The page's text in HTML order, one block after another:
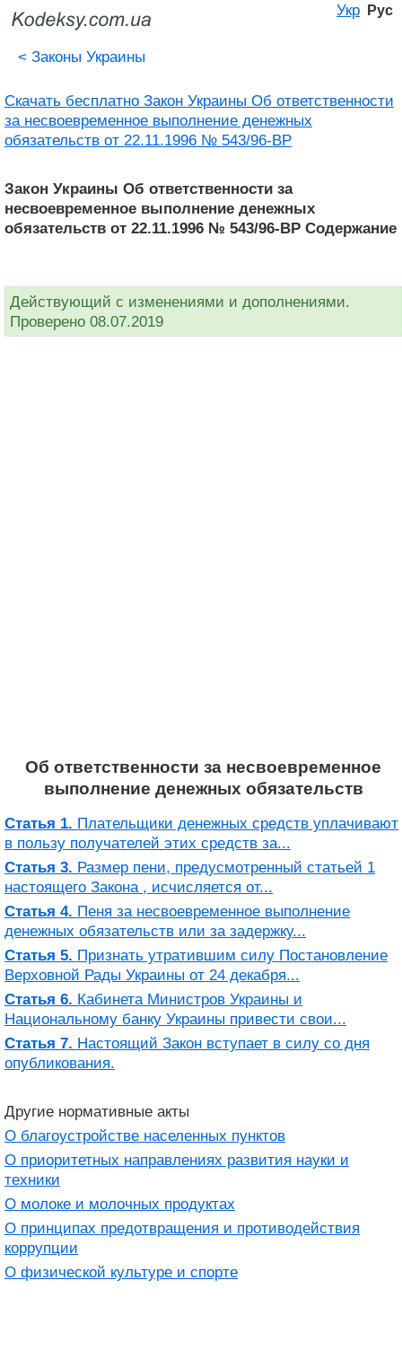
Укр Рус
< Законы Украины
Скачать бесплатно Закон Украины Об ответственности
за несвоевременное выполнение денежных
обязательств от 22.11.1996 № 543/96-ВР
Закон Украины Об ответственности за
несвоевременное выполнение денежных
обязательств от 22.11.1996 № 543/96-ВР Содержание
Действующий с изменениями и дополнениями.
Проверено 08.07.2019
Об ответственности за несвоевременное
выполнение денежных обязательств
Статья 1. Плательщики денежных средств уплачивают
в пользу получателей этих средств за...
Статья 3. Размер пени, предусмотренный статьей 1
настоящего Закона , исчисляется от...
Статья 4. Пеня за несвоевременное выполнение
денежных обязательств или за задержку...
Статья 5. Признать утратившим силу Постановление
Верховной Рады Украины от 24 декабря...
Статья 6. Кабинета Министров Украины и
Национальному банку Украины привести свои...
Статья 7. Настоящий Закон вступает в силу со дня
опубликования.
Другие нормативные акты
О благоустройстве населенных пунктов
О приоритетных направлениях развития науки и
техники
О молоке и молочных продуктах
О принципах предотвращения и противодействия
коррупции
О физической культуре и спорте